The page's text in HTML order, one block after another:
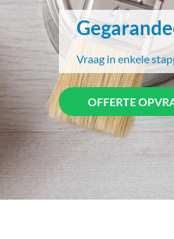
Vraag in enkele
OFFERTE